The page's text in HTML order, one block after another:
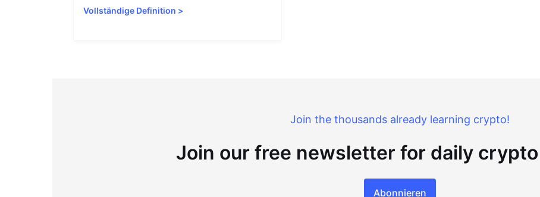
Vollständige Definition >
Join the thousands already learning crypto!
Join our free newsletter for daily
Abonnieren